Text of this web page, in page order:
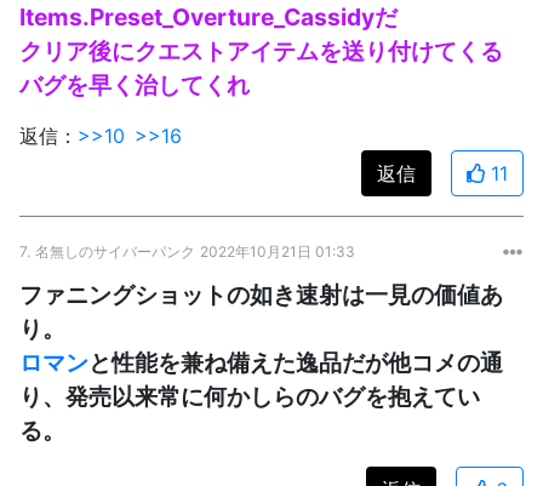
Items.Preset_Overture_Cassidyだ
クリア後にクエストアイテムを送り付けてくる
バグを早く治してくれ
返信： >>10 >>16
返信
11
7. 名無しのサイバーパンク 2022年10月21日 01:33
ファニングショットの如き速射は一見の価値あ
り。
ロマンと性能を兼ね備えた逸品だが他コメの通
り、発売以来常に何かしらのバグを抱えてい
る。